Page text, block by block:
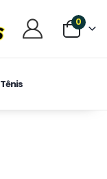
0
Tênis